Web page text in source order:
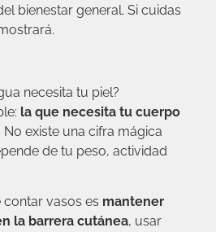
bienestar general. Si cuidas
necesita tu piel?
la que necesita tu cuerpo
. No existe una cifra mágica
de tu peso, actividad
vasos es mantener
la barrera cutánea, usar